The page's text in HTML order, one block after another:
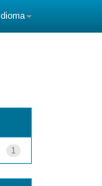
Idioma
1